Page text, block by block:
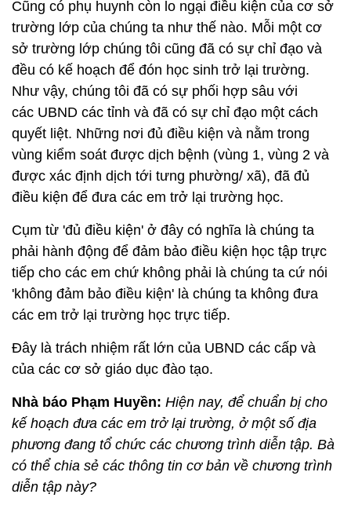
Cũng có phụ huynh còn lo ngại điều kiện của cơ sở
trường lớp của chúng ta như thế nào. Mỗi một cơ
sở trường lớp chúng tôi cũng đã có sự chỉ đạo và
đều có kế hoạch để đón học sinh trở lại trường.
Như vậy, chúng tôi đã có sự phối hợp sâu với
các UBND các tỉnh và đã có sự chỉ đạo một cách
quyết liệt. Những nơi đủ điều kiện và nằm trong
vùng kiểm soát được dịch bệnh (vùng 1, vùng 2 và
được xác định dịch tới tưng phường/ xã), đã đủ
điều kiện để đưa các em trở lại trường học.
Cụm từ 'đủ điều kiện' ở đây có nghĩa là chúng ta
phải hành động để đảm bảo điều kiện học tập trực
tiếp cho các em chứ không phải là chúng ta cứ nói
'không đảm bảo điều kiện' là chúng ta không đưa
các em trở lại trường học trực tiếp.
Đây là trách nhiệm rất lớn của UBND các cấp và
của các cơ sở giáo dục đào tạo.
Nhà báo Phạm Huyền: Hiện nay, để chuẩn bị cho
kế hoạch đưa các em trở lại trường, ở một số địa
phương đang tổ chức các chương trình diễn tập. Bà
có thể chia sẻ các thông tin cơ bản về chương trình
diễn tập này?